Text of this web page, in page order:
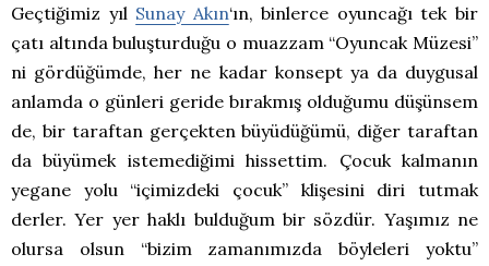
Geçtiğimiz yıl Sunay Akın‘ın, binlerce oyuncağı tek bir
çatı altında buluşturduğu o muazzam “Oyuncak Müzesi”
ni gördüğümde, her ne kadar konsept ya da duygusal
anlamda o günleri geride bırakmış olduğumu düşünsem
de, bir taraftan gerçekten büyüdüğümü, diğer taraftan
da büyümek istemediğimi hissettim. Çocuk kalmanın
yegane yolu “içimizdeki çocuk” klişesini diri tutmak
derler. Yer yer haklı bulduğum bir sözdür. Yaşımız ne
olursa olsun “bizim zamanımızda böyleleri yoktu”